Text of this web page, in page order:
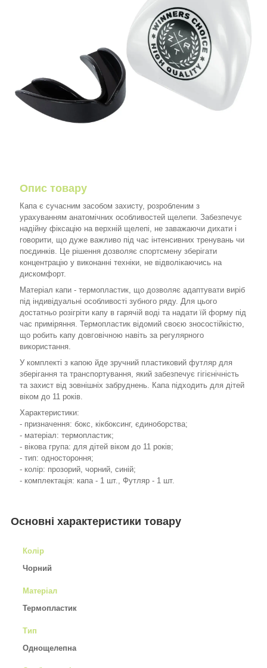
Опис товару
Капа є сучасним засобом захисту, розробленим з
урахуванням анатомічних особливостей щелепи. Забезпечує
надійну фіксацію на верхній щелепі, не заважаючи дихати і
говорити, що дуже важливо під час інтенсивних тренувань чи
поєдинків. Це рішення дозволяє спортсмену зберігати
концентрацію у виконанні техніки, не відволікаючись на
дискомфорт.
Матеріал капи - термопластик, що дозволяє адаптувати виріб
під індивідуальні особливості зубного ряду. Для цього
достатньо розігріти капу в гарячій воді та надати їй форму під
час приміряння. Термопластик відомий своєю зносостійкістю,
що робить капу довговічною навіть за регулярного
використання.
У комплекті з капою йде зручний пластиковий футляр для
зберігання та транспортування, який забезпечує гігієнічність
та захист від зовнішніх забруднень. Капа підходить для дітей
віком до 11 років.
Характеристики:
- призначення: бокс, кікбоксинг, єдиноборства;
- матеріал: термопластик;
- вікова група: для дітей віком до 11 років;
- тип: одностороння;
- колір: прозорий, чорний, синій;
- комплектація: капа - 1 шт., Футляр - 1 шт.
Основні характеристики товару
Колір
Чорний
Матеріал
Термопластик
Тип
Однощелепна